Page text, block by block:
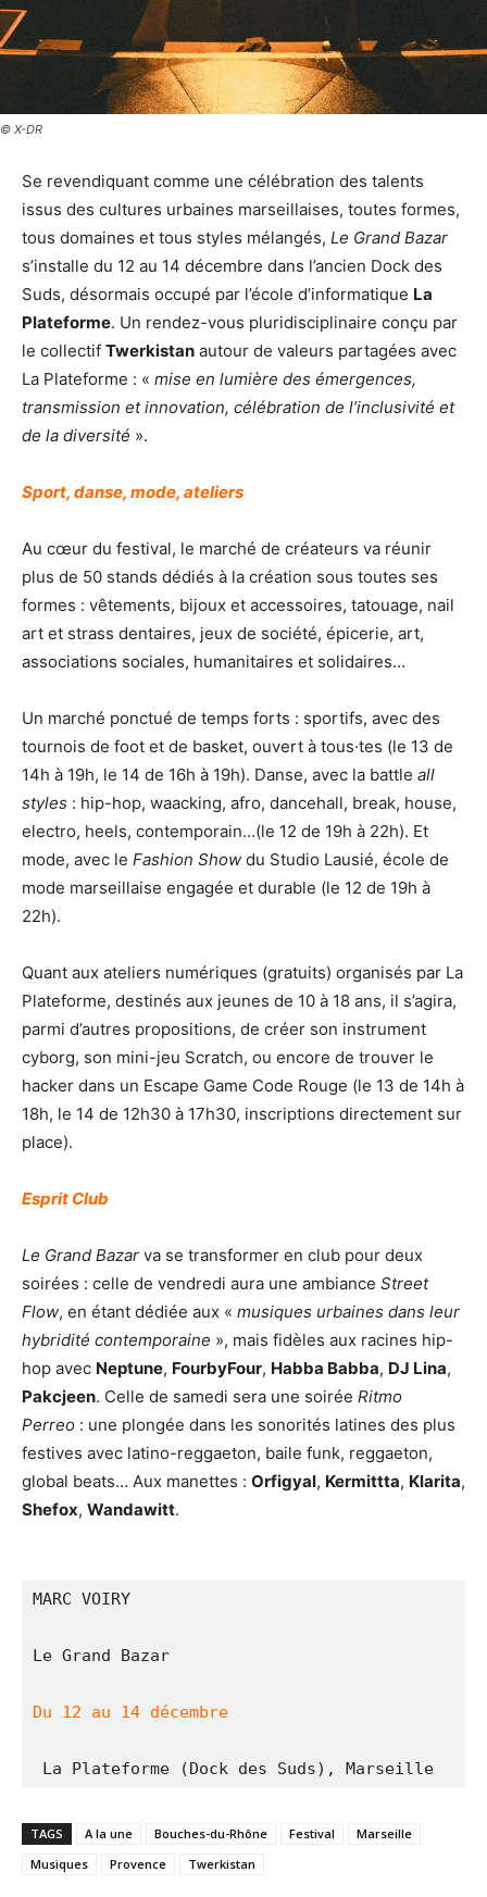
© X-DR
Se revendiquant comme une célébration des talents
issus des cultures urbaines marseillaises, toutes formes,
tous domaines et tous styles mélangés, Le Grand Bazar
s’installe du 12 au 14 décembre dans l’ancien Dock des
Suds, désormais occupé par l’école d’informatique La
Plateforme. Un rendez-vous pluridisciplinaire conçu par
le collectif Twerkistan autour de valeurs partagées avec
La Plateforme : « mise en lumière des émergences,
transmission et innovation, célébration de l’inclusivité et
de la diversité ».
Sport, danse, mode, ateliers
Au cœur du festival, le marché de créateurs va réunir
plus de 50 stands dédiés à la création sous toutes ses
formes : vêtements, bijoux et accessoires, tatouage, nail
art et strass dentaires, jeux de société, épicerie, art,
associations sociales, humanitaires et solidaires…
Un marché ponctué de temps forts : sportifs, avec des
tournois de foot et de basket, ouvert à tous·tes (le 13 de
14h à 19h, le 14 de 16h à 19h). Danse, avec la battle all
styles : hip-hop, waacking, afro, dancehall, break, house,
electro, heels, contemporain…(le 12 de 19h à 22h). Et
mode, avec le Fashion Show du Studio Lausié, école de
mode marseillaise engagée et durable (le 12 de 19h à
22h).
Quant aux ateliers numériques (gratuits) organisés par La
Plateforme, destinés aux jeunes de 10 à 18 ans, il s’agira,
parmi d’autres propositions, de créer son instrument
cyborg, son mini-jeu Scratch, ou encore de trouver le
hacker dans un Escape Game Code Rouge (le 13 de 14h à
18h, le 14 de 12h30 à 17h30, inscriptions directement sur
place).
Esprit Club
Le Grand Bazar va se transformer en club pour deux
soirées : celle de vendredi aura une ambiance Street
Flow, en étant dédiée aux « musiques urbaines dans leur
hybridité contemporaine », mais fidèles aux racines hip-
hop avec Neptune, FourbyFour, Habba Babba, DJ Lina,
Pakcjeen. Celle de samedi sera une soirée Ritmo
Perreo : une plongée dans les sonorités latines des plus
festives avec latino-reggaeton, baile funk, reggaeton,
global beats… Aux manettes : Orfigyal, Kermittta, Klarita,
Shefox, Wandawitt.
MARC VOIRY
Le Grand Bazar
Du 12 au 14 décembre
La Plateforme (Dock des Suds), Marseille
TAGS A la une Bouches-du-Rhône Festival
Marseille
Musiques
Provence Twerkistan